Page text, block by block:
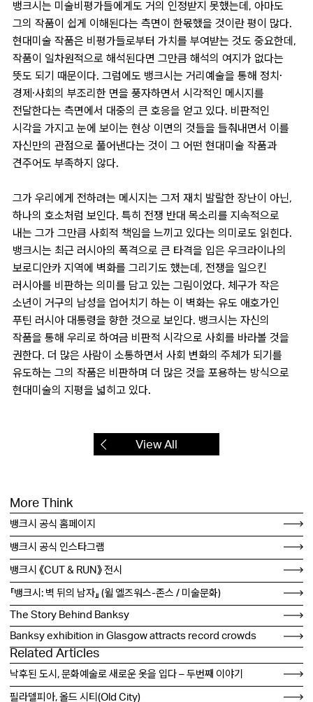
뱅크시는 미술비평가들에게도 거의 인정받지 못했는데, 아마도
그의 작품이 쉽게 이해된다는 측면이 한몫했을 것이란 평이 많다.
현대미술 작품은 비평가들로부터 가치를 부여받는 것도 중요한데,
작품이 일차원적으로 해석된다면 그만큼 해석의 여지가 없다는
뜻도 되기 때문이다. 그럼에도 뱅크시는 거리예술을 통해 정치·
경제·사회의 부조리한 면을 풍자하면서 시각적인 메시지를
전달한다는 측면에서 대중의 큰 호응을 얻고 있다. 비판적인
시각을 가지고 눈에 보이는 현상 이면의 것들을 들춰내면서 이를
자신만의 관점으로 풀어낸다는 것이 그 어떤 현대미술 작품과
견주어도 부족하지 않다.
그가 우리에게 전하려는 메시지는 그저 재치 발랄한 장난이 아닌,
하나의 호소처럼 보인다. 특히 전쟁 반대 목소리를 지속적으로
내는 그가 그만큼 사회적 책임을 느끼고 있다는 의미로도 읽힌다.
뱅크시는 최근 러시아의 폭격으로 큰 타격을 입은 우크라이나의
보로디안카 지역에 벽화를 그리기도 했는데, 전쟁을 일으킨
러시아를 비판하는 의미를 담고 있는 그림이었다. 체구가 작은
소년이 거구의 남성을 업어치기 하는 이 벽화는 유도 애호가인
푸틴 러시아 대통령을 향한 것으로 보인다. 뱅크시는 자신의
작품을 통해 우리로 하여금 비판적 시각으로 사회를 바라볼 것을
권한다. 더 많은 사람이 소통하면서 사회 변화의 주체가 되기를
유도하는 그의 작품은 비판하며 더 많은 것을 포용하는 방식으로
현대미술의 지평을 넓히고 있다.
View All
More Think
뱅크시 공식 홈페이지
뱅크시 공식 인스타그램
뱅크시 《CUT & RUN》 전시
『뱅크시: 벽 뒤의 남자』 (윌 엘즈워스-존스 / 미술문화)
The Story Behind Banksy
Banksy exhibition in Glasgow attracts record crowds
Related Articles
낙후된 도시, 문화예술로 새로운 옷을 입다 – 두번째 이야기
필라델피아, 올드 시티(Old City)